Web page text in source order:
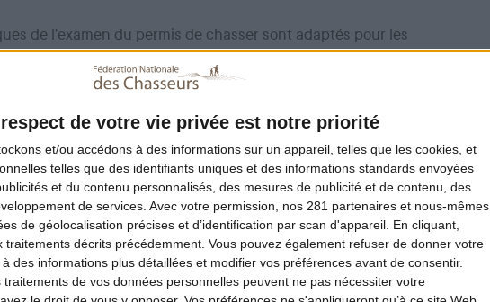
de votre vie privée est notre priorité
et/ou accédons à des informations sur un appareil, telles que les cookies, et
telles que des identifiants uniques et des informations standards envoyées
et du contenu personnalisés, des mesures de publicité et de contenu, des
de services. Avec votre permission, nos 281 partenaires et nous-mêmes
de géolocalisation précises et d’identification par scan d'appareil. En cliquant,
traitements décrits précédemment. Vous pouvez également refuser de donner votre
des informations plus détaillées et modifier vos préférences avant de consentir.
de vos données personnelles peuvent ne pas nécessiter votre
de l’examen du permis de chasser sont adaptés pour les
un handicap compatible avec la pratique de la chasse. Le passage
sous l’égide des Inspecteurs de l’Office Français de la Biodiversité
veille à ce que le candidat effectue les manipulations en toute
circulant en fauteuil roulant
terrain permet la circulation en fauteuil roulant : le candidat
chasse simulé avec tir à blanc à l’exception du franchissement de